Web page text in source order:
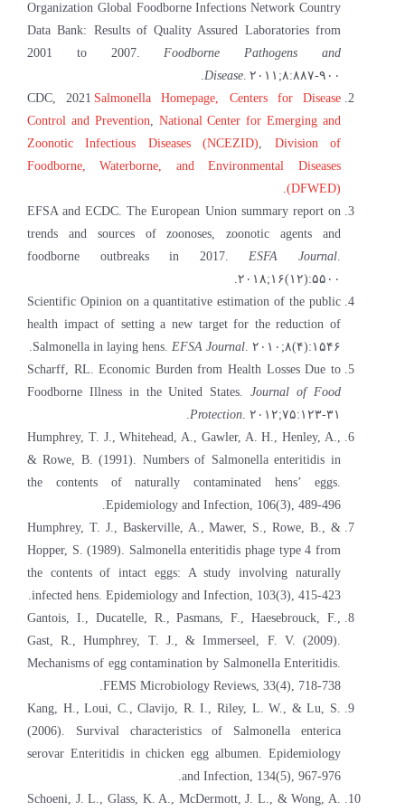
Organization Global Foodborne Infections Network Country
Data Bank: Results of Quality Assured Laboratories from
2001 to 2007.Foodborne Pathogens and
Disease. ۲۰۱۱;۸:۸۸۷-۹۰۰.
CDC, 2021 Salmonella Homepage,
Centers for Disease
Control and Prevention, National Center for Emerging and
Zoonotic Infectious Diseases (NCEZID), Division of
Foodborne, Waterborne, and Environmental Diseases
(DFWED)
.
EFSA and ECDC. The European Union summary report on
trends and sources of zoonoses, zoonotic agents and
foodborne outbreaks in 2017.ESFA Journal.
۲۰۱۸;۱۶(۱۲):۵۵۰۰.
Scientific Opinion on a quantitative estimation of the public
health impact of setting a new target for the reduction of
Salmonella in laying hens. EFSA Journal. ۲۰۱۰;۸(۴):۱۵۴۶.
Scharff, RL. Economic Burden from Health Losses Due to
Foodborne Illness in the United States.Journal of Food
Protection. ۲۰۱۲;۷۵:۱۲۳-۳۱.
Humphrey, T. J., Whitehead, A., Gawler, A. H., Henley, A.,
& Rowe, B. (1991). Numbers of Salmonella enteritidis in
the contents of naturally contaminated hens’ eggs.
Epidemiology and Infection, 106(3), 489-496.
Humphrey, T. J., Baskerville, A., Mawer, S., Rowe, B., &
Hopper, S. (1989). Salmonella enteritidis phage type 4 from
the contents of intact eggs: A study involving naturally
infected hens. Epidemiology and Infection, 103(3), 415-423.
Gantois, I., Ducatelle, R., Pasmans, F., Haesebrouck, F.,
Gast, R., Humphrey, T. J., & Immerseel, F. V. (2009).
Mechanisms of egg contamination by Salmonella Enteritidis.
FEMS Microbiology Reviews, 33(4), 718-738.
Kang, H., Loui, C., Clavijo, R. I., Riley, L. W., & Lu, S.
(2006). Survival characteristics of Salmonella enterica
serovar Enteritidis in chicken egg albumen. Epidemiology
and Infection, 134(5), 967-976.
Schoeni, J. L., Glass, K. A., McDermott, J. L., & Wong, A.